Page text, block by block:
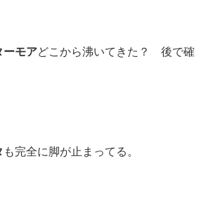
ーモアどこから沸いてきた？ 後で確
も完全に脚が止まってる。